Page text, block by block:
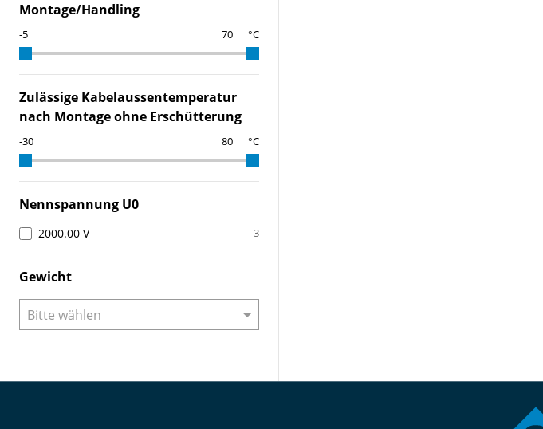
Montage/Handling
°C
Zulässige Kabelaussentemperatur
nach Montage ohne Erschütterung
°C
Nennspannung U0
2000.00 V 3
Gewicht